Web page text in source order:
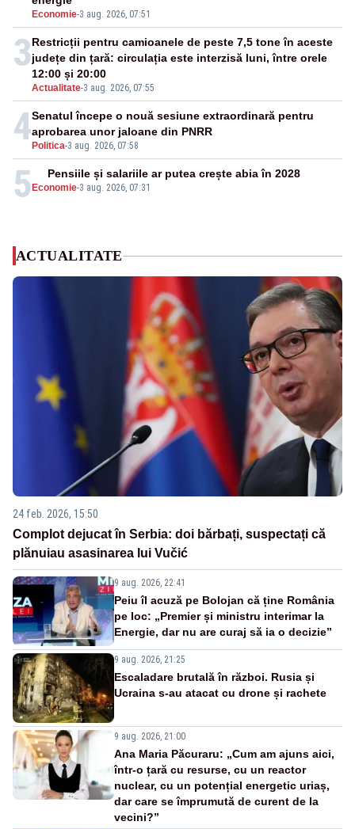
Economie-3 aug. 2026, 07:51
3
Actualitate-3 aug. 2026, 07:55
Restricții pentru camioanele de peste 7,5 tone în aceste
județe din țară: circulația este interzisă luni, între orele
12:00 și 20:00
4 Politica-3 aug. 2026, 07:58
Senatul începe o nouă sesiune extraordinară pentru
aprobarea unor jaloane din PNRR
5 Economie-3 aug. 2026, 07:31
Pensiile și salariile ar putea crește abia în 2028
ACTUALITATE
24 feb. 2026, 15:50
Complot dejucat în Serbia: doi bărbați, suspectați că
plănuiau asasinarea lui Vučić
9 aug. 2026, 22:41
Peiu îl acuză pe Bolojan că ține România
pe loc: „Premier și ministru interimar la
Energie, dar nu are curaj să ia o decizie”
9 aug. 2026, 21:25
Escaladare brutală în război. Rusia și
Ucraina s-au atacat cu drone și rachete
9 aug. 2026, 21:00
Ana Maria Păcuraru: „Cum am ajuns aici,
într-o țară cu resurse, cu un reactor
nuclear, cu un potențial energetic uriaș,
dar care se împrumută de curent de la
vecini?”